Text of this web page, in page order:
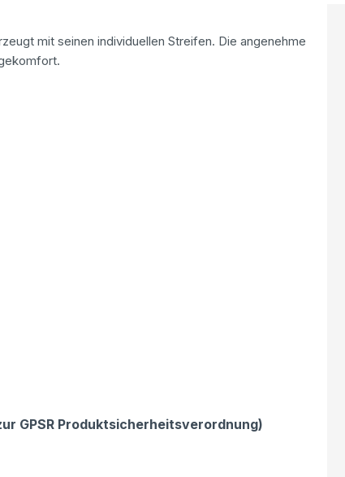
mit seinen individuellen Streifen. Die angenehme
GPSR Produktsicherheitsverordnung)